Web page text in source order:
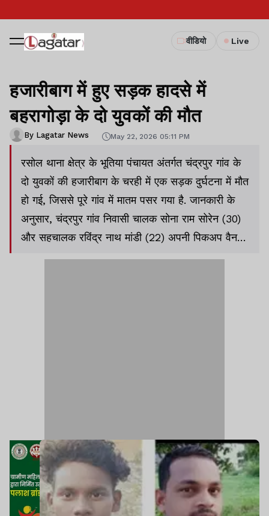
वीडियो Live
हजारीबाग में हुए सड़क हादसे में
बहरागोड़ा के दो युवकों की मौत
By Lagatar News May 22, 2026 05:11 PM
रसोल थाना क्षेत्र के भूतिया पंचायत अंतर्गत चंद्रपुर गांव के
दो युवकों की हजारीबाग के चरही में एक सड़क दुर्घटना में मौत
हो गई, जिससे पूरे गांव में मातम पसर गया है. जानकारी के
अनुसार, चंद्रपुर गांव निवासी चालक सोना राम सोरेन (30)
और सहचालक रविंद्र नाथ मांडी (22) अपनी पिकअप वैन